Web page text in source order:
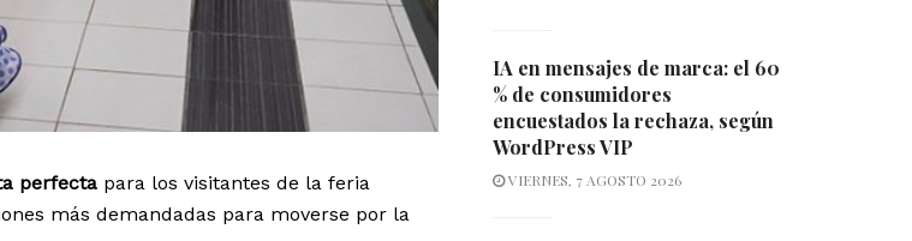
perfecta para los visitantes de la feria
más demandadas para moverse por la
IA en mensajes de marca: el 60
% de consumidores
encuestados la rechaza, según
WordPress VIP
VIERNES, 7 AGOSTO 2026